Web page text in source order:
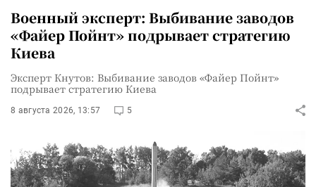
Военный эксперт: Выбивание заводов
«Файер Пойнт» подрывает стратегию
Киева
Эксперт Кнутов: Выбивание заводов «Файер Пойнт»
подрывает стратегию Киева
8 августа 2026, 13:57 5